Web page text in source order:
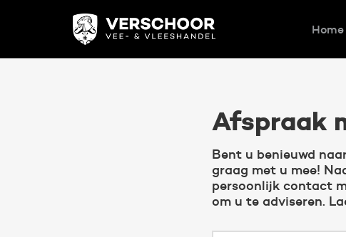
Home
Afspraak
Bent u benieuwd
graag met u mee!
persoonlijk contact
om u te adviseren.